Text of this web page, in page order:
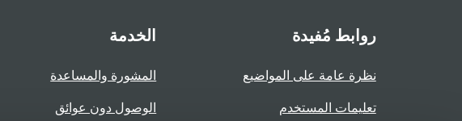
روابط مُفيدة
نظرة عامة على المواضيع
تعليمات المستخدم
الخدمة
المشورة والمساعدة
الوصول دون عوائق